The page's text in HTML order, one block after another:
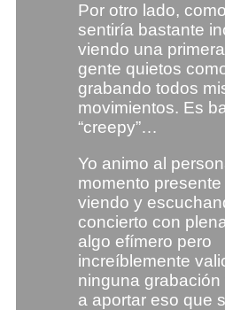
Por otro lado,
sentiría bastante
viendo una
gente quietos
grabando todos
movimientos. Es
“creepy”…
Yo animo al
momento
viendo y
concierto con
algo efímero pero
increíblemente
ninguna
a aportar eso que